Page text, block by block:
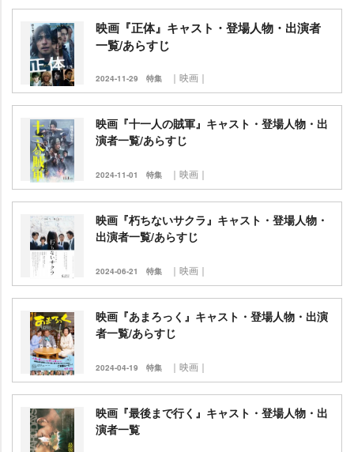
映画『正体』キャスト・登場人物・出演者
一覧/あらすじ
2024-11-29 特集 ｜映画｜
映画『十一人の賊軍』キャスト・登場人物・出
演者一覧/あらすじ
2024-11-01 特集 ｜映画｜
映画『朽ちないサクラ』キャスト・登場人物・
出演者一覧/あらすじ
2024-06-21 特集 ｜映画｜
映画『あまろっく』キャスト・登場人物・出演
者一覧/あらすじ
2024-04-19 特集 ｜映画｜
映画『最後まで行く』キャスト・登場人物・出
演者一覧